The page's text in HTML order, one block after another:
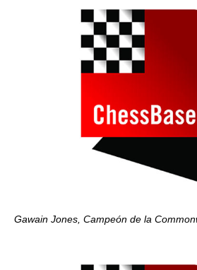
Gawain Jones, Campeón de la